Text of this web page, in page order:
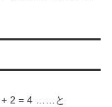
+ 2 = 4 ……と